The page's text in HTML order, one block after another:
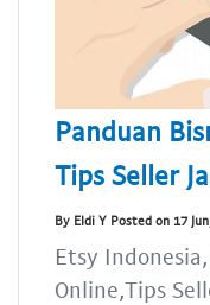
Panduan
Tips Seller
By Eldi Y Posted on 17
Etsy
Online,Tips